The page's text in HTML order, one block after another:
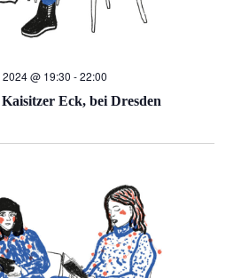
Eck, bei Dresden
@ 19:30 -22:00